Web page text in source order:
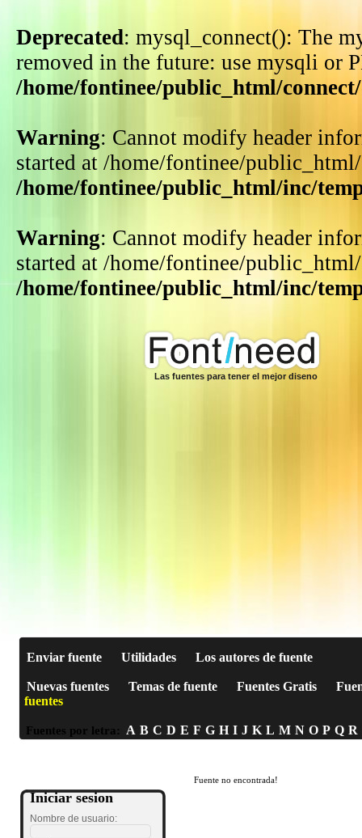
Deprecated: mysql_connect(): The
removed in the future: use mysqli or
/home/fontinee/public_html/
Warning: Cannot modify header
started at /home/fontinee/
/home/fontinee/public_html/inc/
Warning: Cannot modify header
started at /home/fontinee/
/home/fontinee/public_html/inc/
Las fuentes para tener el mejor diseno
Enviar fuente Utilidades Los autores de fuente
Nuevas fuentes Temas de fuente Fuentes Gratis
fuentes
Fuentes por letra: A B C D E F G H I J K L M N O P Q R
Iniciar sesion
Nombre de usuario:
Fuente no encontrada!